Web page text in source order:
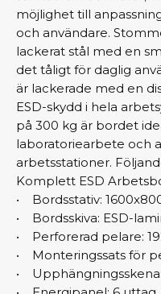
möjlighet till
och användare.
lackerat stål med en
det tåligt för daglig
är lackerade med en
ESD-skydd i hela
på 300 kg är bordet
laboratoriearbete och
arbetsstationer.
Komplett ESD
• Bordsstativ:
• Bordsskiva: ESD-
• Perforerad pelare:
• Monteringssats för
•